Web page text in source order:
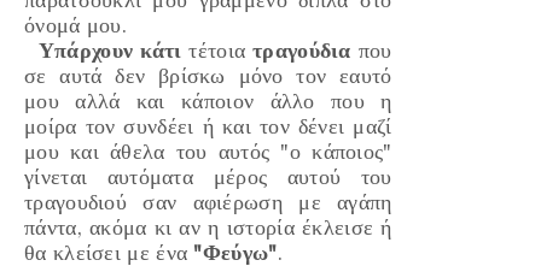
όνομά μου.
Υπάρχουν κάτι τέτοιατραγούδια που
σε αυτά δεν βρίσκω μόνο τον εαυτό
μου αλλά και κάποιον άλλο που η
μοίρα τον συνδέει ή και τον δένει μαζί
μου και άθελα του αυτός "ο κάποιος"
γίνεται αυτόματα μέρος αυτού του
τραγουδιού σαν αφιέρωση με αγάπη
πάντα, ακόμα κι αν η ιστορία έκλεισε ή
θα κλείσει με ένα "Φεύγω".